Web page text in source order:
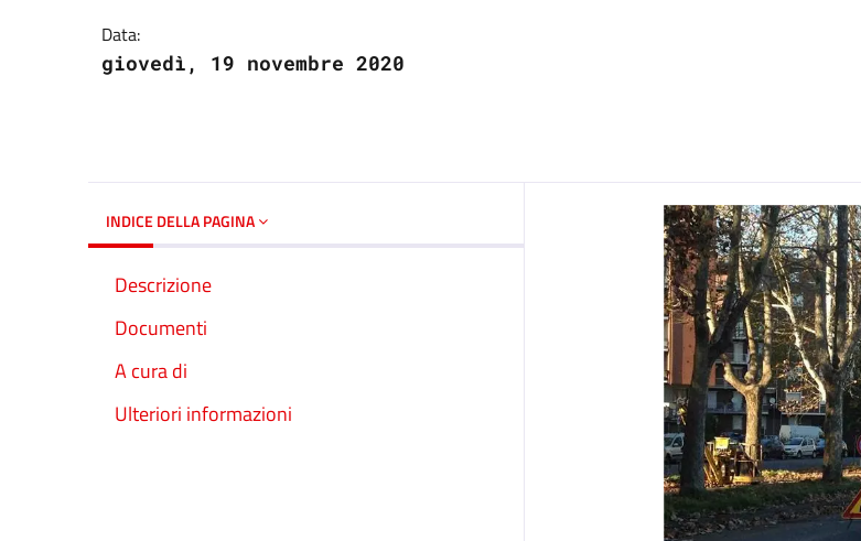
Data:
giovedì, 19 novembre 2020
INDICE DELLA PAGINA
Descrizione
Documenti
A cura di
Ulteriori informazioni